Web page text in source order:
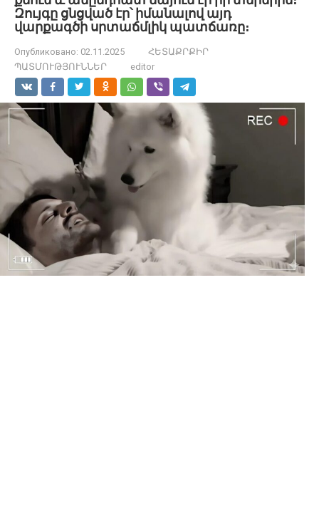
Զույգը ցնցված էր՝ իմանալով այդ
վարքագծի սրտաճմլիկ պատճառը։
Опубликовано: 02.11.2025
ՀԵՏԱՔՐՔԻՐ
ՊԱՏՄՈՒԹՅՈՒՆՆԵՐ
editor